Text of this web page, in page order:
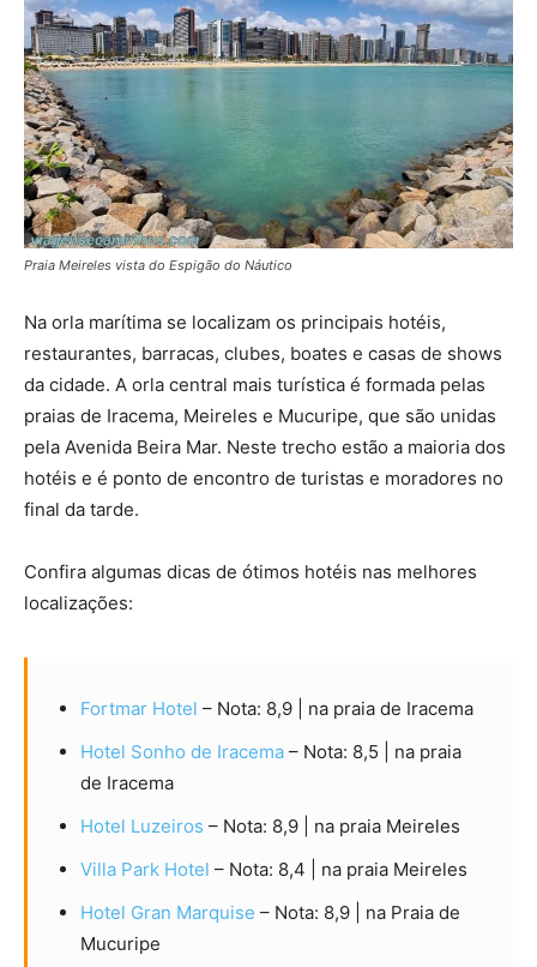
Praia Meireles vista do Espigão do Náutico
Na orla marítima se localizam os principais hotéis,
restaurantes, barracas, clubes, boates e casas de shows
da cidade. A orla central mais turística é formada pelas
praias de Iracema, Meireles e Mucuripe, que são unidas
pela Avenida Beira Mar. Neste trecho estão a maioria dos
hotéis e é ponto de encontro de turistas e moradores no
final da tarde.
Confira algumas dicas de ótimos hotéis nas melhores
localizações:
Fortmar Hotel – Nota: 8,9 | na praia de Iracema
Hotel Sonho de Iracema – Nota: 8,5 | na praia
de Iracema
Hotel Luzeiros – Nota: 8,9 | na praia Meireles
Villa Park Hotel – Nota: 8,4 | na praia Meireles
Hotel Gran Marquise – Nota: 8,9 | na Praia de
Mucuripe